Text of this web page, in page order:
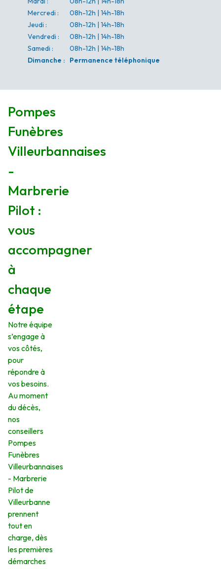
Mercredi :
08h-12h | 14h-18h
Jeudi :
08h-12h | 14h-18h
Vendredi :
08h-12h | 14h-18h
Samedi :
08h-12h | 14h-18h
Dimanche : Permanence téléphonique
Pompes
Funèbres
Villeurbannaises
-
Marbrerie
Pilot :
vous
accompagner
à
chaque
étape
Notre équipe
s’engage à
vos côtés,
pour
répondre à
vos besoins.
Au moment
du décès,
nos
conseillers
Pompes
Funèbres
Villeurbannaises
- Marbrerie
Pilot de
Villeurbanne
prennent
tout en
charge, dès
les premières
démarches